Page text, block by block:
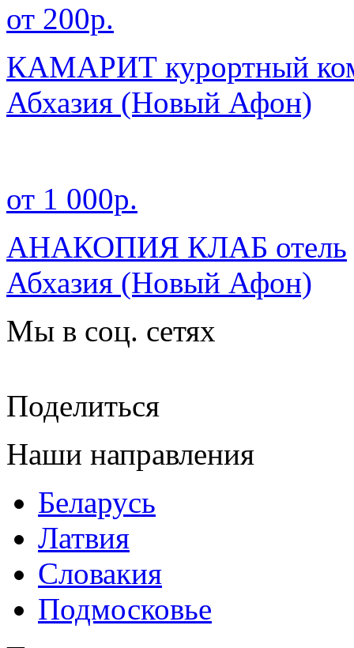
от 200р.
КАМАРИТ курортный
Абхазия (Новый Афон)
от 1 000р.
АНАКОПИЯ КЛАБ отель
Абхазия (Новый Афон)
Мы в соц. сетях
Поделиться
Наши направления
Беларусь
Латвия
Словакия
Подмосковье